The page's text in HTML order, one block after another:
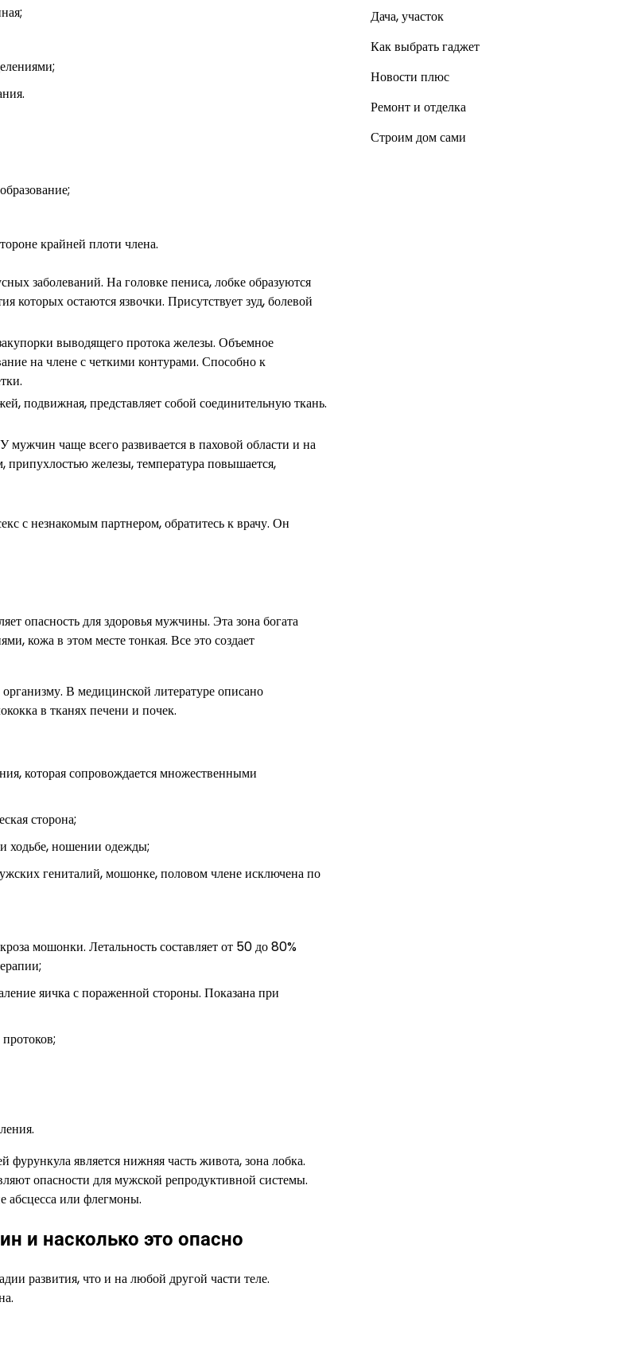
крайней плоти члена.
заболеваний. На головке пениса, лобке образуются
остаются язвочки. Присутствует зуд, болевой
выводящего протока железы. Объемное
на члене с четкими контурами. Способно к
подвижная, представляет собой соединительную ткань.
чаще всего развивается в паховой области и на
железы, температура повышается,
с незнакомым партнером, обратитесь к врачу. Он
опасность для здоровья мужчины. Эта зона богата
кожа в этом месте тонкая. Все это создает
В медицинской литературе описано
в тканях печени и почек.
которая сопровождается множественными
сторона;
ходьбе, ношении одежды;
гениталий, мошонке, половом члене исключена по
мошонки. Летальность составляет от 50 до 80%
яичка с пораженной стороны. Показана при
является нижняя часть живота, зона лобка.
опасности для мужской репродуктивной системы.
абсцесса или флегмоны.
и насколько это опасно
развития, что и на любой другой части теле.
Дача, участок
Как выбрать гаджет
Новости плюс
Ремонт и отделка
Строим дом сами